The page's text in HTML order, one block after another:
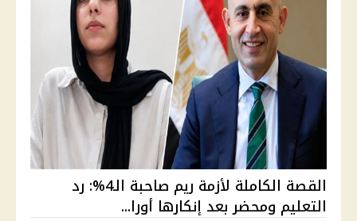
القصة الكاملة لأزمة ريم صاحبة الـ4%: رد
التعليم ومحضر بعد إنكارها أورا...